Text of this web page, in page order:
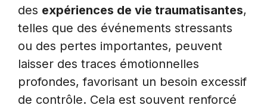
des expériences de vie traumatisantes,
telles que des événements stressants
ou des pertes importantes, peuvent
laisser des traces émotionnelles
profondes, favorisant un besoin excessif
de contrôle. Cela est souvent renforcé